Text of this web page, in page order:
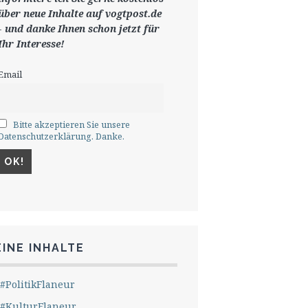
ber neue Inhalte auf vogtpost.de
und danke Ihnen schon jetzt für
Interesse!
Bitte akzeptieren Sie unsere
Danke.
INHALTE
#PolitikFlaneur